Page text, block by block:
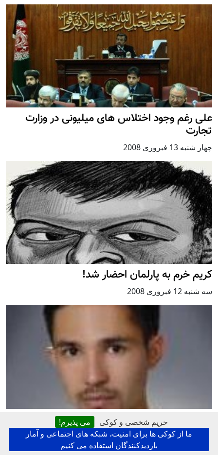
حریم شخصی و کوکی
می پذیرم!
ما از کوکی ها برای امنیت، شبکه های اجتماعی و آمار
بازدیدکنندگان استفاده می کنیم
علی رغم وجود اختلاس های ميليونی در وزارت
تجارت
چهار شنبه 13 فبروری 2008
کريم خرم به پارلمان احضار شد!
سه شنبه 12 فبروری 2008
فاجعه افشار با گذشت ۱۵سال هنوز تازه است
يكشنبه 10 فبروری 2008 ,توسط حسين زاهدی